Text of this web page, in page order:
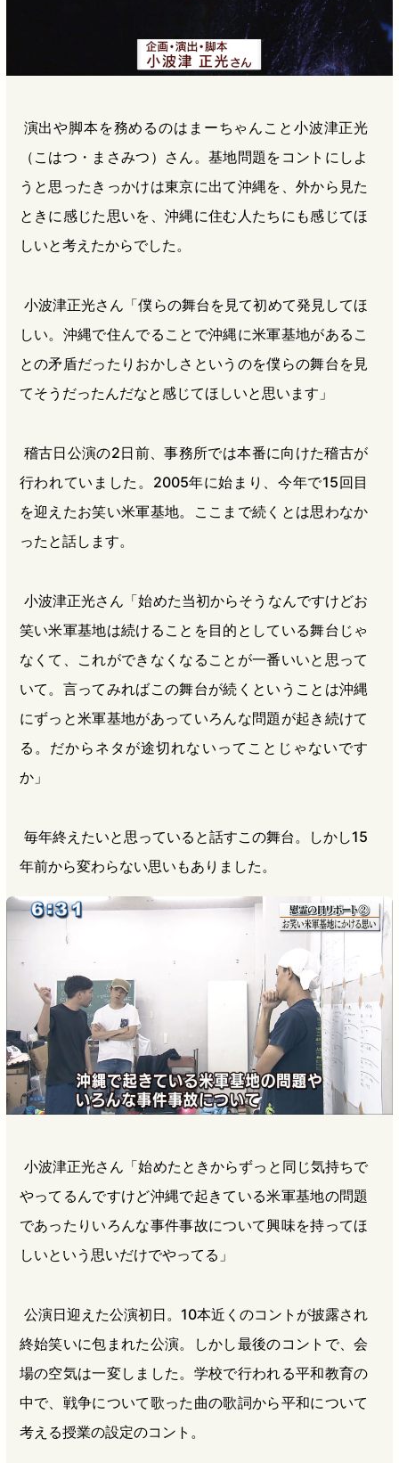
演出や脚本を務めるのはまーちゃんこと小波津正光
（こはつ・まさみつ）さん。基地問題をコントにしよ
うと思ったきっかけは東京に出て沖縄を、外から見た
ときに感じた思いを、沖縄に住む人たちにも感じてほ
しいと考えたからでした。
小波津正光さん「僕らの舞台を見て初めて発見してほ
しい。沖縄で住んでることで沖縄に米軍基地があるこ
との矛盾だったりおかしさというのを僕らの舞台を見
てそうだったんだなと感じてほしいと思います」
稽古日公演の2日前、事務所では本番に向けた稽古が
行われていました。2005年に始まり、今年で15回目
を迎えたお笑い米軍基地。ここまで続くとは思わなか
ったと話します。
小波津正光さん「始めた当初からそうなんですけどお
笑い米軍基地は続けることを目的としている舞台じゃ
なくて、これができなくなることが一番いいと思って
いて。言ってみればこの舞台が続くということは沖縄
にずっと米軍基地があっていろんな問題が起き続けて
る。だからネタが途切れないってことじゃないです
か」
毎年終えたいと思っていると話すこの舞台。しかし15
年前から変わらない思いもありました。
小波津正光さん「始めたときからずっと同じ気持ちで
やってるんですけど沖縄で起きている米軍基地の問題
であったりいろんな事件事故について興味を持ってほ
しいという思いだけでやってる」
公演日迎えた公演初日。10本近くのコントが披露され
終始笑いに包まれた公演。しかし最後のコントで、会
場の空気は一変しました。学校で行われる平和教育の
中で、戦争について歌った曲の歌詞から平和について
考える授業の設定のコント。